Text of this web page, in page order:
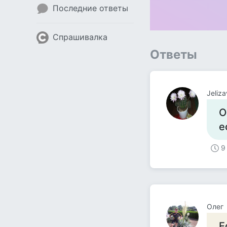
Последние ответы
Спрашивалка
Ответы
9
Олег